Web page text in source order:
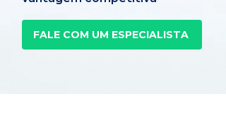
FALE COM UM ESPECIALISTA